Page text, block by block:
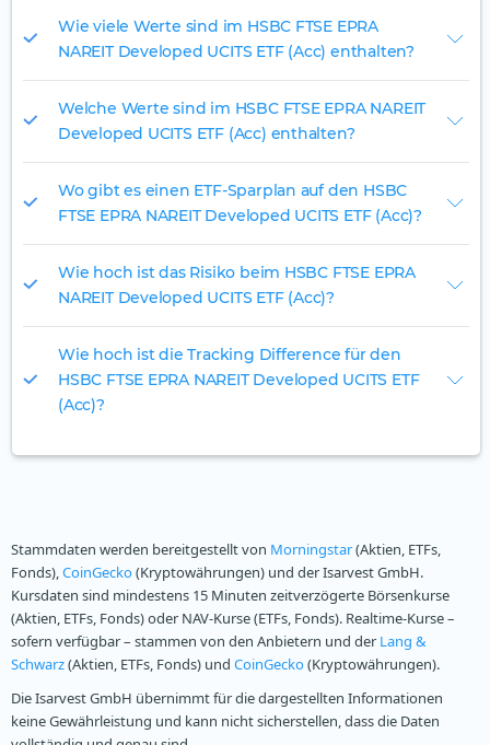
Wie viele Werte sind im HSBC FTSE EPRA
NAREIT Developed UCITS ETF (Acc) enthalten?
Welche Werte sind im HSBC FTSE EPRA NAREIT
Developed UCITS ETF (Acc) enthalten?
Wo gibt es einen ETF-Sparplan auf den HSBC
FTSE EPRA NAREIT Developed UCITS ETF (Acc)?
Wie hoch ist das Risiko beim HSBC FTSE EPRA
NAREIT Developed UCITS ETF (Acc)?
Wie hoch ist die Tracking Difference für den
HSBC FTSE EPRA NAREIT Developed UCITS ETF
(Acc)?
Stammdaten werden bereitgestellt von Morningstar(Aktien, ETFs,
Fonds),CoinGecko(Kryptowährungen) und der Isarvest GmbH.
Kursdaten sind mindestens 15 Minuten zeitverzögerte Börsenkurse
(Aktien, ETFs, Fonds) oder NAV-Kurse (ETFs, Fonds). Realtime-Kurse –
sofern verfügbar – stammen von den Anbietern und der Lang &
Schwarz(Aktien, ETFs, Fonds) und CoinGecko(Kryptowährungen).
Die Isarvest GmbH übernimmt für die dargestellten Informationen
keine Gewährleistung und kann nicht sicherstellen, dass die Daten